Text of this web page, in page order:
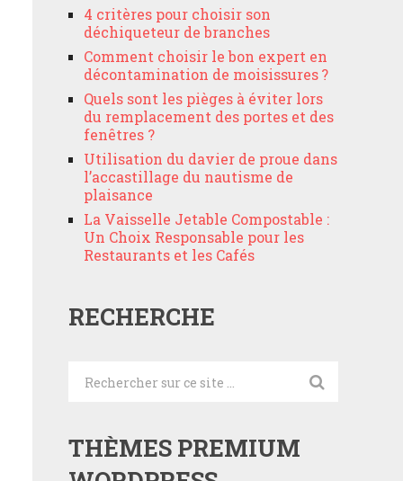
4 critères pour choisir son
déchiqueteur de branches
Comment choisir le bon expert en
décontamination de moisissures ?
Quels sont les pièges à éviter lors
du remplacement des portes et des
fenêtres ?
Utilisation du davier de proue dans
l’accastillage du nautisme de
plaisance
La Vaisselle Jetable Compostable :
Un Choix Responsable pour les
Restaurants et les Cafés
RECHERCHE
THÈMES PREMIUM